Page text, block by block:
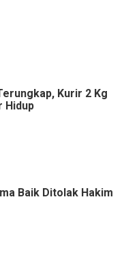
Kurir 2 Kg
Hidup
Baik Ditolak Hakim